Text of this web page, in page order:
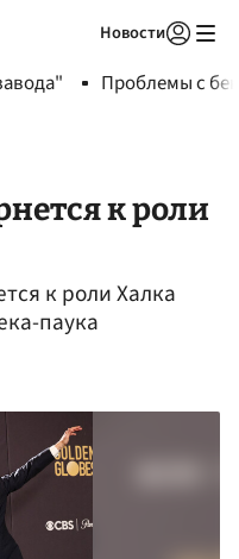
Новости
Проблемы с
к роли
к роли Халка
паука